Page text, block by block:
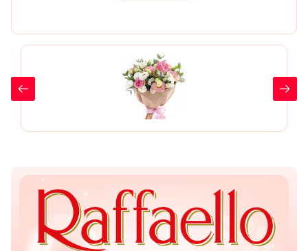
Цветы любимой
Цветы дочери
Цветы сестре
Показать еще
Цветы